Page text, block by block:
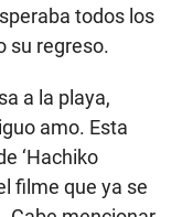
todos los
su regreso.
a la playa,
amo. Esta
‘Hachiko
filme que ya se